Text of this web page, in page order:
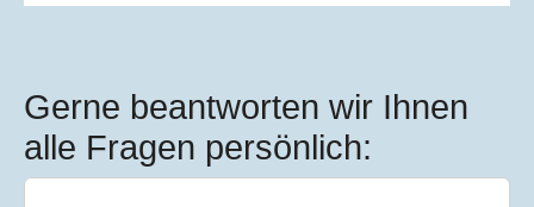
Gerne beantworten wir Ihnen
alle Fragen persönlich: